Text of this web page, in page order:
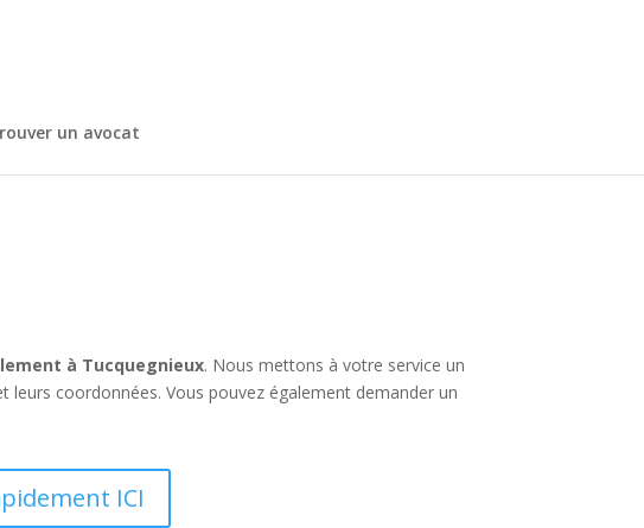
un avocat
à Tucquegnieux. Nous mettons à votre service un
leurs coordonnées. Vous pouvez également demander un
ICI